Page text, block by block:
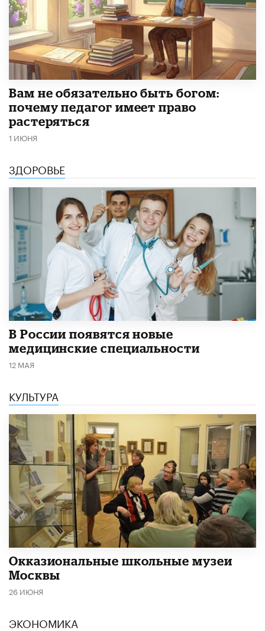
​Вам не обязательно быть богом:
почему педагог имеет право
растеряться
1 ИЮНЯ
ЗДОРОВЬЕ
В России появятся новые
медицинские специальности
12 МАЯ
КУЛЬТУРА
​Окказиональные школьные музеи
Москвы
26 ИЮНЯ
ЭКОНОМИКА